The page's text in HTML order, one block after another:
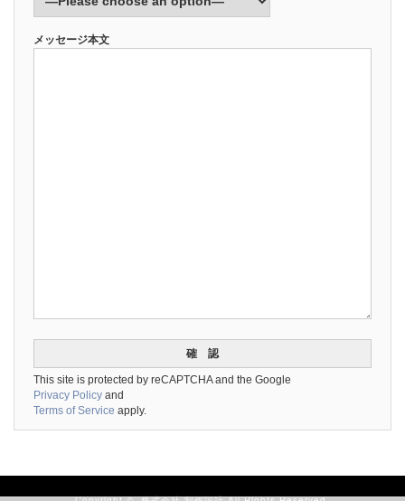
メッセージ本文
This site is protected by reCAPTCHA and the Google
Privacy Policy and
Terms of Service apply.